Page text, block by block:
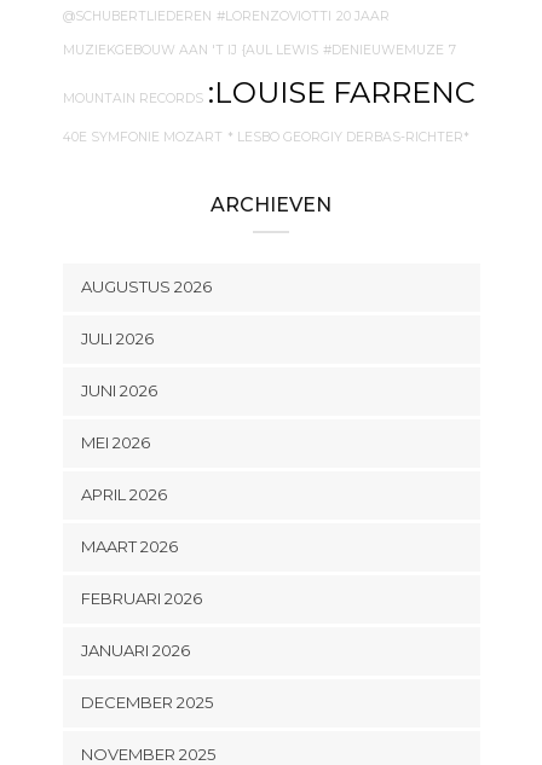
@SCHUBERTLIEDEREN #LORENZOVIOTTI 20 JAAR
MUZIEKGEBOUW AAN 'T IJ {AUL LEWIS #DENIEUWEMUZE 7
MOUNTAIN RECORDS :LOUISE FARRENC
40E SYMFONIE MOZART * LESBO GEORGIY DERBAS-RICHTER*
ARCHIEVEN
AUGUSTUS 2026
JULI 2026
JUNI 2026
MEI 2026
APRIL 2026
MAART 2026
FEBRUARI 2026
JANUARI 2026
DECEMBER 2025
NOVEMBER 2025